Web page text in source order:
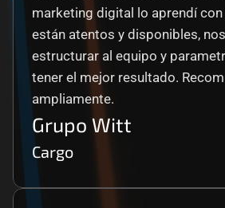
marketing digital lo aprendí
están atentos y disponibles,
estructurar al equipo y
tener el mejor resultado.
ampliamente.
Grupo Witt
Cargo